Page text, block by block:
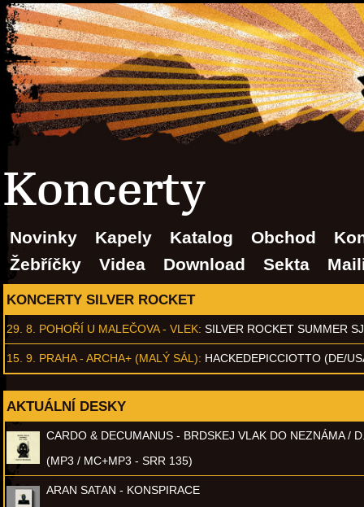
Koncerty
Novinky Kapely Katalog Obchod
Žebříčky
Videa Download Sekta
KONCERTY SILVER ROCKET
29. 8. POHOŘÍ U MALEČOVA - VLEK: SILVER ROCKET SUMMER
15. 9. PRAHA - ARCHA+ (MALÝ SÁL): HACKEDEPICCIOTTO (DE/
AKTUÁLNÍ DESKY
CARDO & DECUMANUS - BRDSKEJ VLAK DO NEZNÁMA /
(MP3 / MC+MP3 - SRR 135)
ARAN SATAN - KONSPIRACE